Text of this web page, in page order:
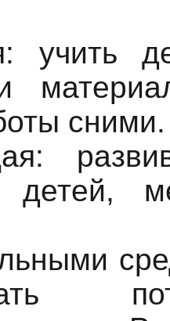
учить
сними.
детей,